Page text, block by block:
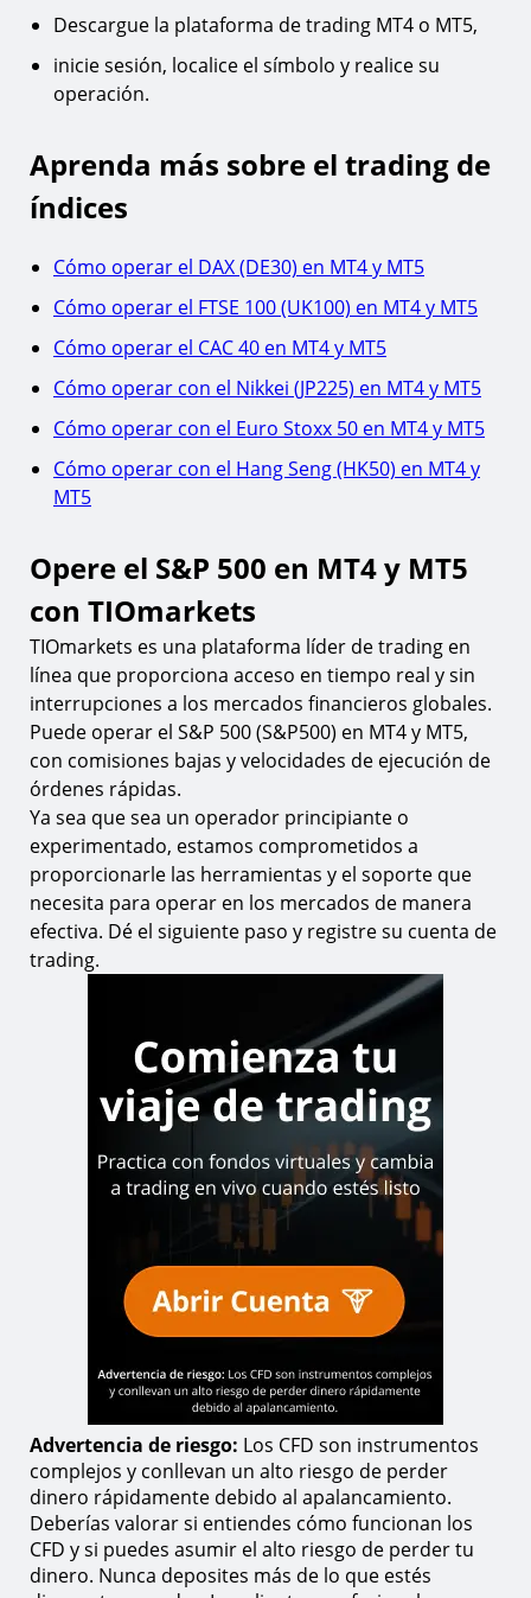
Descargue la plataforma de trading MT4 o MT5,
inicie sesión, localice el símbolo y realice su
operación.
Aprenda más sobre el trading de
índices
Cómo operar el DAX (DE30) en MT4 y MT5
Cómo operar el FTSE 100 (UK100) en MT4 y MT5
Cómo operar el CAC 40 en MT4 y MT5
Cómo operar con el Nikkei (JP225) en MT4 y MT5
Cómo operar con el Euro Stoxx 50 en MT4 y MT5
Cómo operar con el Hang Seng (HK50) en MT4 y
MT5
Opere el S&P 500 en MT4 y MT5
con TIOmarkets
TIOmarkets es una plataforma líder de trading en
línea que proporciona acceso en tiempo real y sin
interrupciones a los mercados financieros globales.
Puede operar el S&P 500 (S&P500) en MT4 y MT5,
con comisiones bajas y velocidades de ejecución de
órdenes rápidas.
Ya sea que sea un operador principiante o
experimentado, estamos comprometidos a
proporcionarle las herramientas y el soporte que
necesita para operar en los mercados de manera
efectiva. Dé el siguiente paso y registre su cuenta de
trading.
Advertencia de riesgo: Los CFD son instrumentos
complejos y conllevan un alto riesgo de perder
dinero rápidamente debido al apalancamiento.
Deberías valorar si entiendes cómo funcionan los
CFD y si puedes asumir el alto riesgo de perder tu
dinero. Nunca deposites más de lo que estés